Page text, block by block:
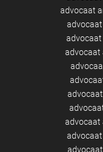
advocaat
advocaat
advocaat
advocaat